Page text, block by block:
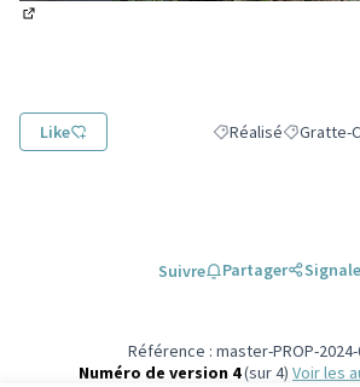
Like Filtrer les résultats
RéaliséFiltrer les
Gratte-
Suivre Partager
Référence : master-PROP-
Numéro de version 4(sur 4)
voir les